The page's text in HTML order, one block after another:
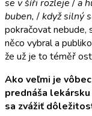
se v šíři rozleje/a
buben,/když silný
pokračovat nebude,
něco vybral a
že už je to téměř
Ako veľmi je
prednáša
sa zvážiť